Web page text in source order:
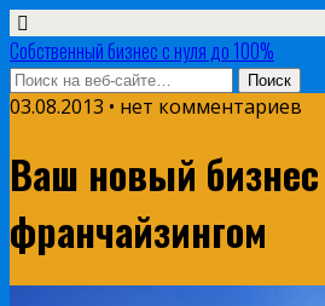
Собственный бизнес с нуля до 100%
03.08.2013 • нет комментариев
Ваш новый бизнес
франчайзингом